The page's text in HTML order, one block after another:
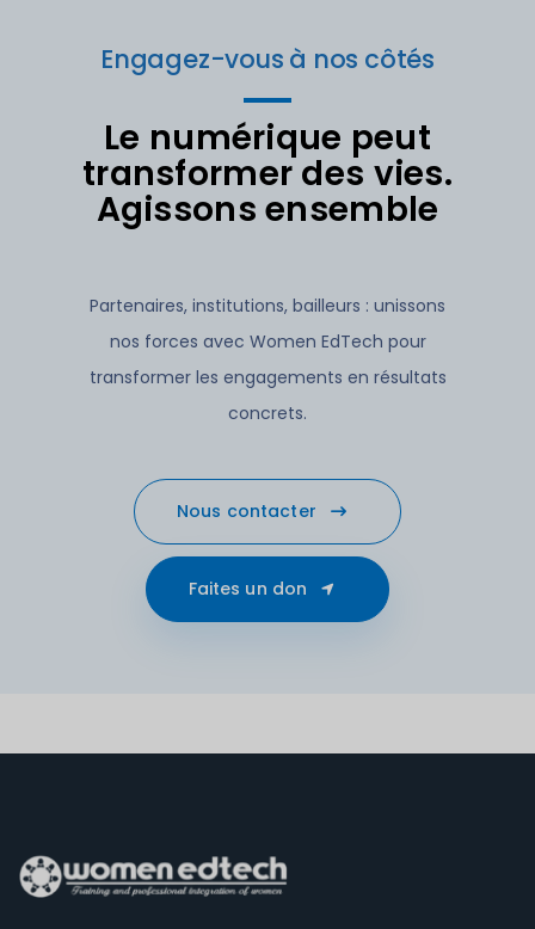
Engagez-vous à nos côtés
Le numérique peut
transformer des vies.
Agissons ensemble
Partenaires, institutions, bailleurs : unissons
nos forces avec Women EdTech pour
transformer les engagements en résultats
concrets.
Nous contacter
Faites un don